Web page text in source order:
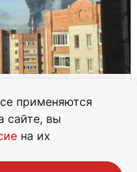
применяются
сайте, вы
на их